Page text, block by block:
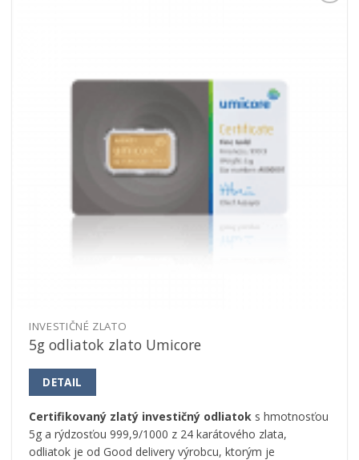
INVESTIČNÉ ZLATO
5g odliatok zlato Umicore
DETAIL
Certifikovaný zlatý investičný odliatok s hmotnosťou
5g a rýdzosťou 999,9/1000 z 24 karátového zlata,
odliatok je od Good delivery výrobcu, ktorým je